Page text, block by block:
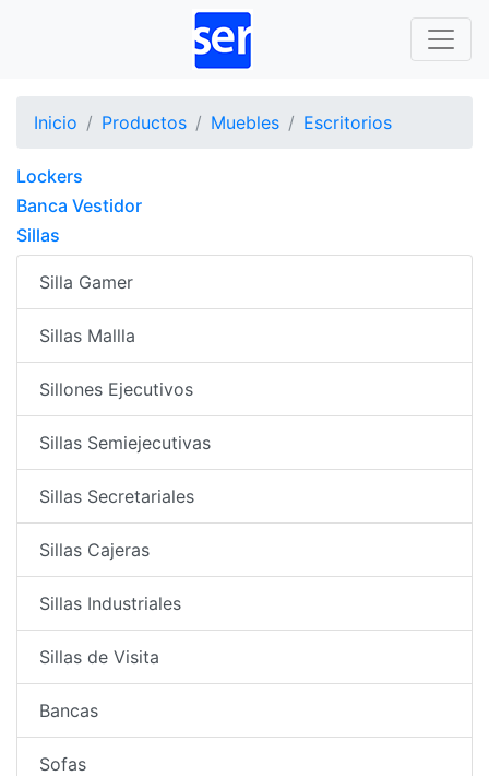
Inicio Productos Muebles Escritorios
Lockers
Banca Vestidor
Sillas
Silla Gamer
Sillas Mallla
Sillones Ejecutivos
Sillas Semiejecutivas
Sillas Secretariales
Sillas Cajeras
Sillas Industriales
Sillas de Visita
Bancas
Sofas